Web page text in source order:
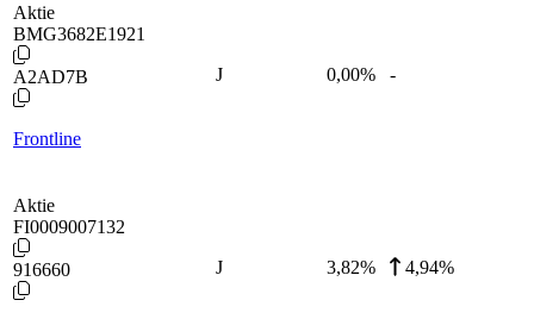
Aktie
BMG3682E1921
A2AD7B
Frontline
J 0,00% -
Aktie
FI0009007132
916660 J 3,82% 4,94%